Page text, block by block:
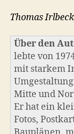
Thomas Irlbeck
Über den
lebte von
mit starkem
Mitte und
Er hat ein
Fotos,